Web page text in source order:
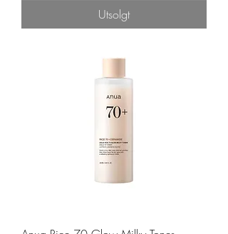
Utsolgt